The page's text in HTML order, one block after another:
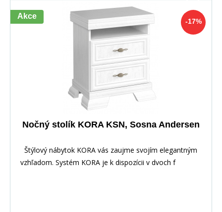
-17%
Akce
Nočný stolík KORA KSN, Sosna Andersen
Štýlový nábytok KORA vás zaujme svojím elegantným
vzhľadom. Systém KORA je k dispozícii v dvoch f